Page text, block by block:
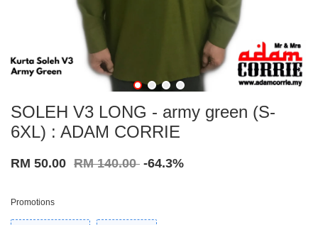
SOLEH V3 LONG - army green (S-
6XL) : ADAM CORRIE
RM 50.00 RM 140.00 -64.3%
Promotions